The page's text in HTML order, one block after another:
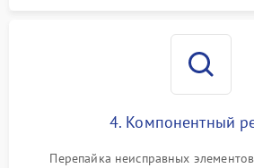
4. Компонентный
Перепайка неисправных